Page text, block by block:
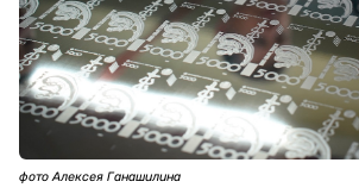
фото Алексея Ганашилина